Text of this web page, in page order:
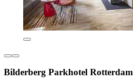
Bilderberg Parkhotel Rotterdam